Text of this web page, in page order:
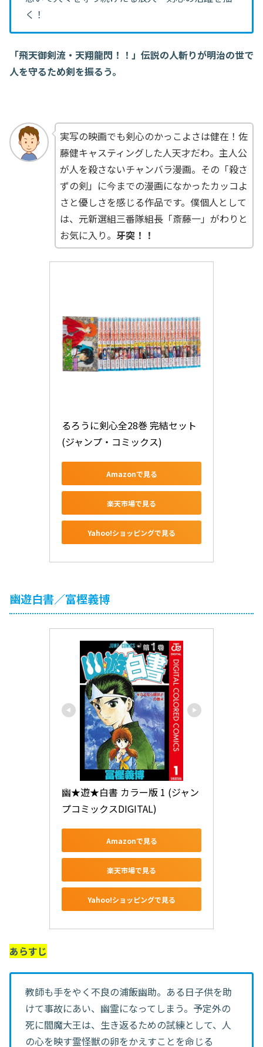
く！
「飛天御剣流・天翔龍閃！！」伝説の人斬りが明治の世で
人を守るため剣を振るう。
実写の映画でも剣心のかっこよさは健在！佐
藤健キャスティングした人天才だわ。主人公
が人を殺さないチャンバラ漫画。その「殺さ
ずの剣」に今までの漫画になかったカッコよ
さと優しさを感じる作品です。僕個人として
は、元新選組三番隊組長「斎藤一」がわりと
お気に入り。 牙突！！
るろうに剣心全28巻 完結セット
(ジャンプ・コミックス)
Amazonで見る
楽天市場で見る
Yahoo!ショッピングで見る
幽遊白書／富樫義博
幽★遊★白書 カラー版 1 (ジャン
プコミックスDIGITAL)
Amazonで見る
楽天市場で見る
Yahoo!ショッピングで見る
あらすじ
教師も手をやく不良の浦飯幽助。ある日子供を助
けて事故にあい、幽霊になってしまう。予定外の
死に閻魔大王は、生き返るための試練として、人
の心を映す霊怪獣の卵をかえすことを命じる